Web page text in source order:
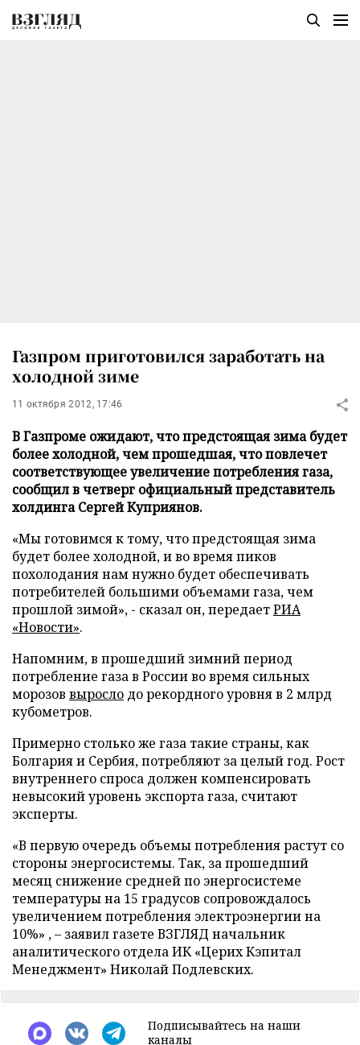
Газпром приготовился заработать на
холодной зиме
11 октября 2012, 17:46
В Газпроме ожидают, что предстоящая зима будет
более холодной, чем прошедшая, что повлечет
соответствующее увеличение потребления газа,
сообщил в четверг официальный представитель
холдинга Сергей Куприянов.
«Мы готовимся к тому, что предстоящая зима
будет более холодной, и во время пиков
похолодания нам нужно будет обеспечивать
потребителей большими объемами газа, чем
прошлой зимой», - сказал он, передаетРИА
«Новости».
Напомним, в прошедший зимний период
потребление газа в России во время сильных
морозов выросло до рекордного уровня в 2 млрд
кубометров.
Примерно столько же газа такие страны, как
Болгария и Сербия, потребляют за целый год. Рост
внутреннего спроса должен компенсировать
невысокий уровень экспорта газа, считают
эксперты.
«В первую очередь объемы потребления растут со
стороны энергосистемы. Так, за прошедший
месяц снижение средней по энергосистеме
температуры на 15 градусов сопровождалось
увеличением потребления электроэнергии на
10%» , – заявил газете ВЗГЛЯД начальник
аналитического отдела ИК «Церих Кэпитал
Менеджмент» Николай Подлевских.
Подписывайтесь на наши
каналы